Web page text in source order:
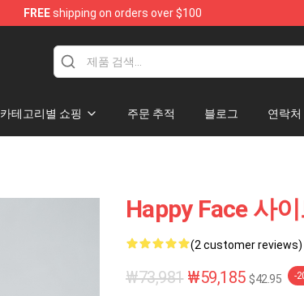
FREEshipping on orders over $100
카테고리별 쇼핑 주문 추적 블로그 연락처
Happy Face 사
(2 customer reviews)
₩73,981 ₩59,185 $42.95 -